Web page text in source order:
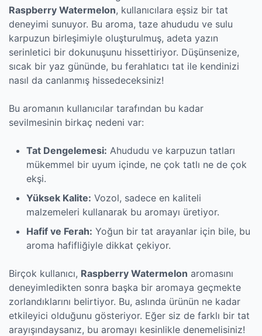
Raspberry Watermelon, kullanıcılara eşsiz bir tat
deneyimi sunuyor. Bu aroma, taze ahududu ve sulu
karpuzun birleşimiyle oluşturulmuş, adeta yazın
serinletici bir dokunuşunu hissettiriyor. Düşünsenize,
sıcak bir yaz gününde, bu ferahlatıcı tat ile kendinizi
nasıl da canlanmış hissedeceksiniz!
Bu aromanın kullanıcılar tarafından bu kadar
sevilmesinin birkaç nedeni var:
Tat Dengelemesi: Ahududu ve karpuzun tatları
mükemmel bir uyum içinde, ne çok tatlı ne de çok
ekşi.
Yüksek Kalite: Vozol, sadece en kaliteli
malzemeleri kullanarak bu aromayı üretiyor.
Hafif ve Ferah: Yoğun bir tat arayanlar için bile, bu
aroma hafifliğiyle dikkat çekiyor.
Birçok kullanıcı, Raspberry Watermelon aromasını
deneyimledikten sonra başka bir aromaya geçmekte
zorlandıklarını belirtiyor. Bu, aslında ürünün ne kadar
etkileyici olduğunu gösteriyor. Eğer siz de farklı bir tat
arayışındaysanız, bu aromayı kesinlikle denemelisiniz!